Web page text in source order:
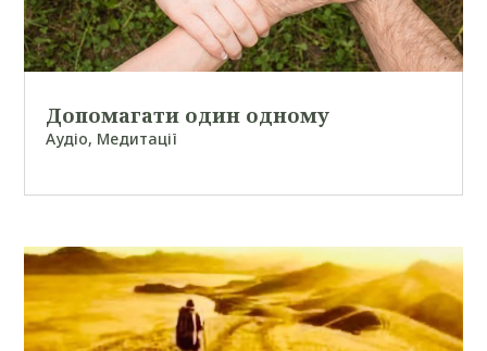
Допомагати один одному
Аудіо, Медитації